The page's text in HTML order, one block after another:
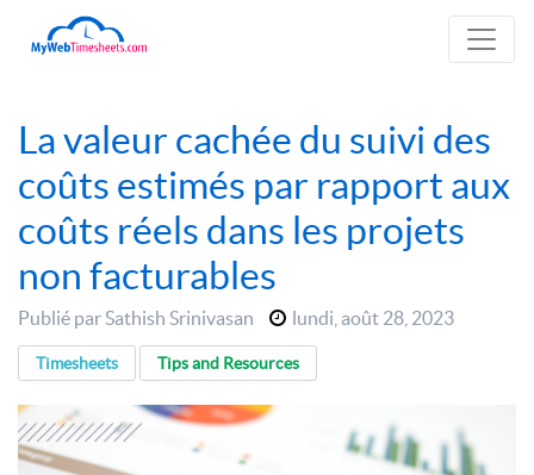
La valeur cachée du suivi des
coûts estimés par rapport aux
coûts réels dans les projets
non facturables
Publié par Sathish Srinivasan lundi août 28, 2023
Timesheets Tips and Resources